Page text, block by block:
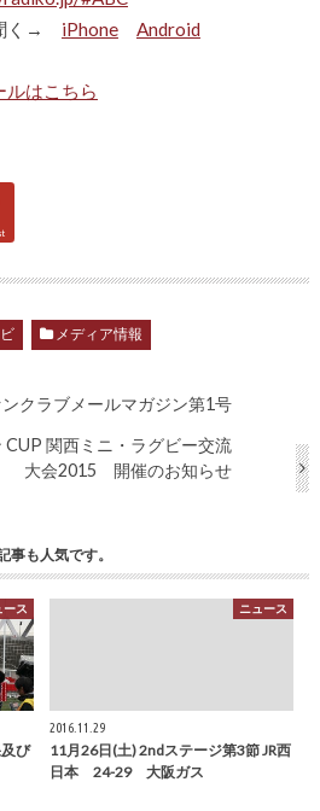
く→ iPhone Android
ルはこちら
メディア情報
クラブメールマガジン第1号
関西ミニ・ラグビー交流
大会2015 開催のお知らせ
事も人気です。
ース
び
ニュース
2016.11.29
11月26日(土) 2ndステージ第3節 JR西
日本 24-29 大阪ガス